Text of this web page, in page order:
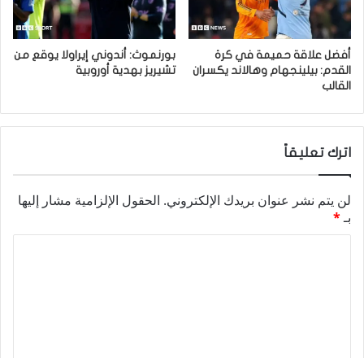
أفضل علاقة حميمة في كرة
القدم: بيلينجهام وهالاند يكسران
القالب
بورنموث: أندوني إيراولا يوقع من
تشيريز بهدية أوروبية
اترك تعليقاً
لن يتم نشر عنوان بريدك الإلكتروني. الحقول الإلزامية مشار إليها
بـ*